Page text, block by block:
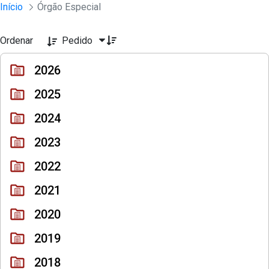
Pular para o Conteúdo principal
Sessões e Reuniões - Documentos
Início Órgão Especial
Ordenar Pedido
2026
2025
2024
2023
2022
2021
2020
2019
2018